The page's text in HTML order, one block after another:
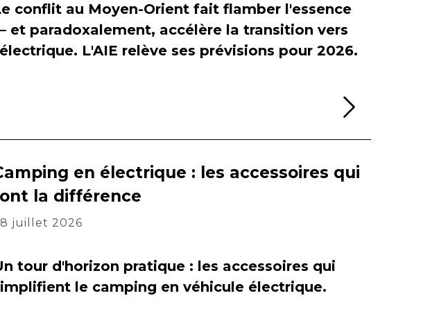
conflit au Moyen-Orient fait flamber l'essence
et paradoxalement, accélère la transition vers
L'AIE relève ses prévisions pour 2026.
en électrique : les accessoires qui
la différence
juillet 2026
tour d'horizon pratique : les accessoires qui
le camping en véhicule électrique.